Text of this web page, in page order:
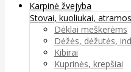
Karpinė žvejyba
Stovai, kuoliukai, atramos
Dėklai meškerėms
Dėžės, dėžutės,
Kibirai
Kuprinės, krepšiai